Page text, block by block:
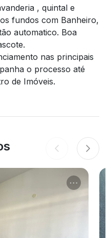
, quintal e
fundos com Banheiro,
automatico. Boa
nas principais
o processo até
de Imóveis.